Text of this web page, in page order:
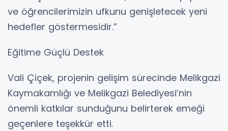
ve öğrencilerimizin ufkunu genişletecek yeni
hedefler göstermesidir.”
Eğitime Güçlü Destek
Vali Çiçek, projenin gelişim sürecinde Melikgazi
Kaymakamlığı ve Melikgazi Belediyesi’nin
önemli katkılar sunduğunu belirterek emeği
geçenlere teşekkür etti.